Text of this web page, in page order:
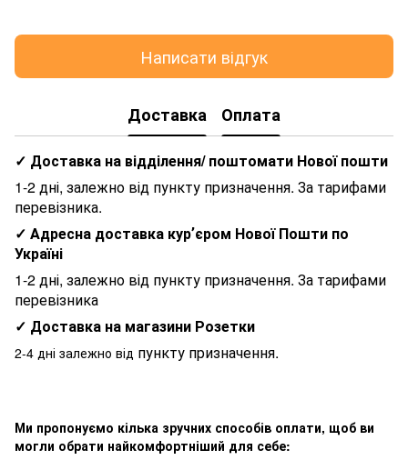
Написати відгук
Доставка Оплата
✓ Доставка на відділення/ поштомати Нової пошти
1-2 дні, залежно від пункту призначення. За тарифами
перевізника.
✓ Адресна доставка курʼєром Нової Пошти по
Україні
1-2 дні, залежно від пункту призначення. За тарифами
перевізника
✓ Доставка на магазини Розетки
2-4 дні залежно від пункту призначення.
Ми пропонуємо кілька зручних способів оплати, щоб ви
могли обрати найкомфортніший для себе: